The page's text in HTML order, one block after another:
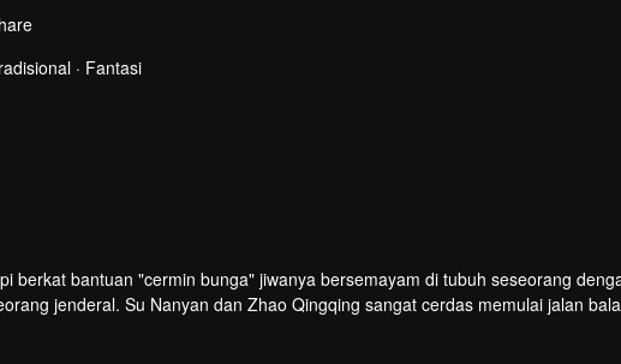
· Fantasi
berkat bantuan "cermin bunga" jiwanya bersemayam di tubuh seseorang
jenderal. Su Nanyan dan Zhao Qingqing sangat cerdas memulai jalan